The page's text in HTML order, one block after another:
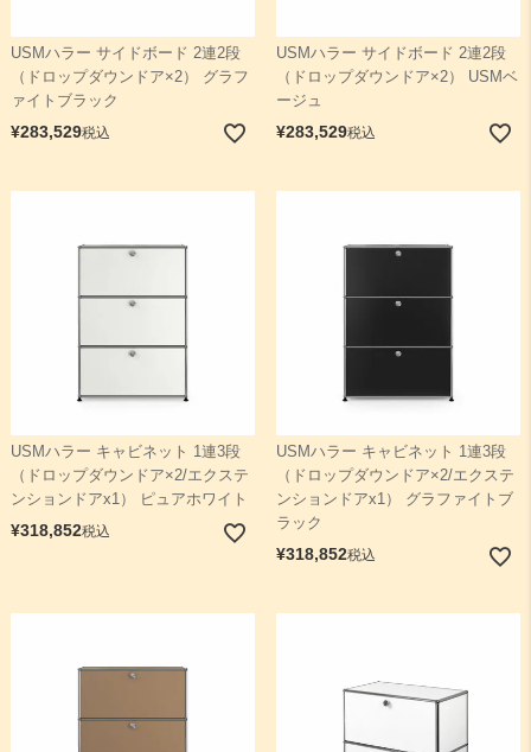
USMハラー サイドボード 2連2段
（ドロップダウンドア×2） グラフ
ァイトブラック
¥283,529税込
USMハラー サイドボード 2連2段
（ドロップダウンドア×2） USMベ
ージュ
¥283,529税込
USMハラー キャビネット 1連3段
（ドロップダウンドア×2/エクステ
ンションドアx1） ピュアホワイト
¥318,852税込
USMハラー キャビネット 1連3段
（ドロップダウンドア×2/エクステ
ンションドアx1） グラファイトブ
ラック
¥318,852税込